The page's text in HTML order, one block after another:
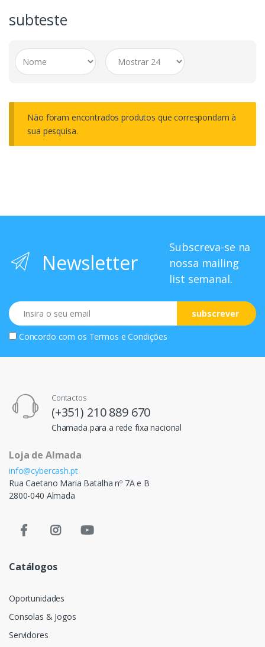
subteste
Não foram encontrados produtos que correspondam à
sua pesquisa.
Newsletter
Subscreva-se na
nossa mailing
list semanal.
Email
subscrever
Concordo com os Termos e Condições
Contactos
(+351) 210 889 670
Chamada para a rede fixa nacional
Loja de Almada
info@cybercash.pt
Rua Caetano Maria Batalha nº 7A e B
2800-040 Almada
Catálogos
Oportunidades
Consolas & Jogos
Servidores